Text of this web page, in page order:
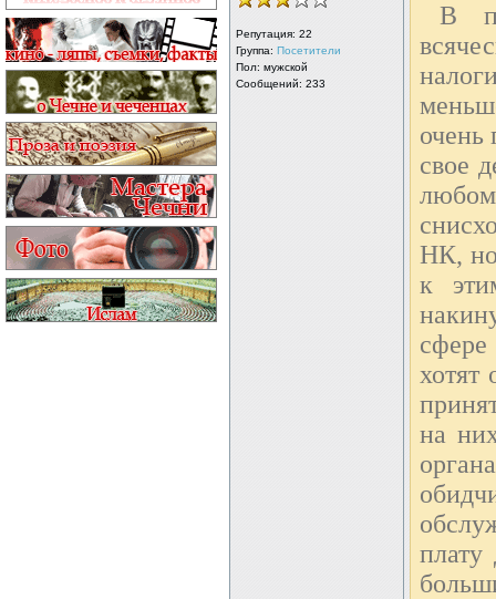
Репутация: 22
Группа: Посетители
Пол: мужской
Сообщений: 233
В
очень
свое
НК, но
к
хотят
на